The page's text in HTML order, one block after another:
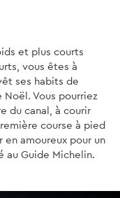
et plus courts
vous êtes à
ses habits de
Vous pourriez
du canal, à courir
course à pied
amoureux pour un
au Guide Michelin.